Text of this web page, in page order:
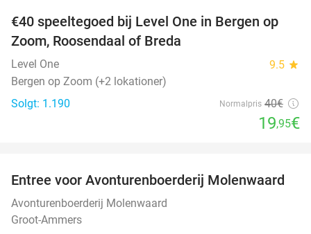
50%
€40 speeltegoed bij Level One in Bergen op
Zoom, Roosendaal of Breda
Level One 9.5 star
Bergen op Zoom (+2 lokationer)
Solgt: 1.190
Normalpris 40€
19,95€
27%
Entree voor Avonturenboerderij Molenwaard
Avonturenboerderij Molenwaard
Groot-Ammers